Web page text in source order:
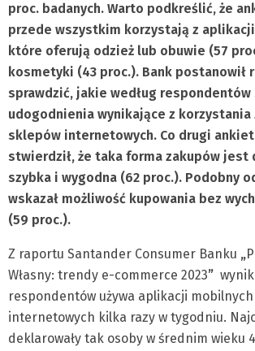
proc. badanych. Warto podkreślić, że
przede wszystkim korzystają z
które oferują odzież lub obuwie (57
kosmetyki (43 proc.). Bank postanowił
sprawdzić, jakie według respondentów
udogodnienia wynikające z
sklepów internetowych. Co drugi
stwierdził, że taka forma zakupów jest
szybka i wygodna (62 proc.). Podobny
wskazał możliwość kupowania bez
(59 proc.).
Z raportu Santander Consumer Banku „
Własny: trendy e-commerce 2023”
respondentów używa aplikacji
internetowych kilka razy w tygodniu.
deklarowały tak osoby w średnim wieku